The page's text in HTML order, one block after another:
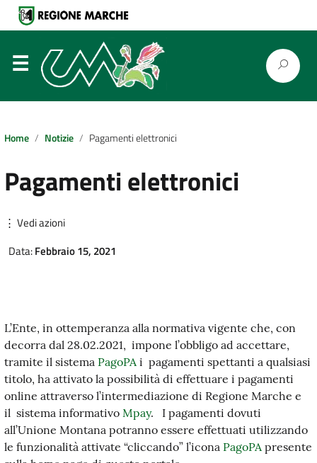
Home Notizie Pagamenti elettronici
Pagamenti elettronici
⋮ Vedi azioni
Data:Febbraio 15, 2021
L’Ente, in ottemperanza alla normativa vigente che, con
decorra dal 28.02.2021, impone l’obbligo ad accettare,
tramite il sistema PagoPAi pagamenti spettanti a qualsiasi
titolo, ha attivato la possibilità di effettuare i pagamenti
online attraverso l’intermediazione di Regione Marche e
il sistema informativo Mpay. I pagamenti dovuti
all’Unione Montana potranno essere effettuati utilizzando
le funzionalità attivate “cliccando” l’icona PagoPApresente